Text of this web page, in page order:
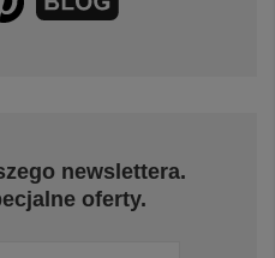
newslettera.
oferty.